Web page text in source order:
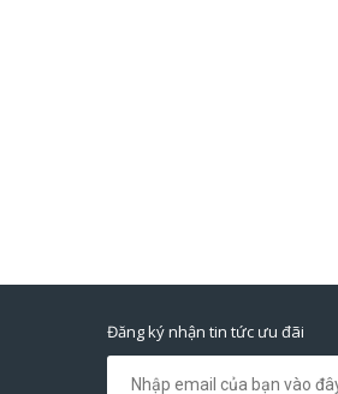
Đăng ký nhận tin tức ưu đãi